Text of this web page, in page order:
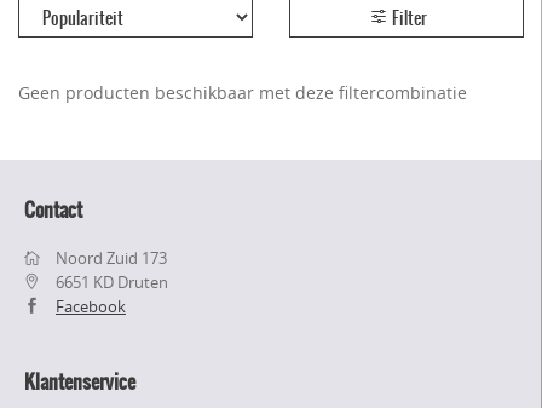
Filter
Geen producten beschikbaar met deze filtercombinatie
Contact
Noord Zuid 173
6651 KD Druten
Facebook
Klantenservice